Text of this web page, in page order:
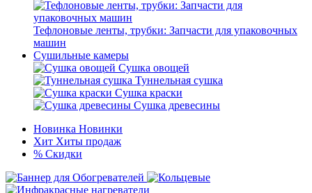
Тефлоновые ленты, трубки: Запчасти для упаковочных
машин
Сушильные камеры
Сушка овощей
Туннельная сушка
Сушка краски
Сушка древесины
Новинка Новинки
Хит Хиты продаж
% Скидки